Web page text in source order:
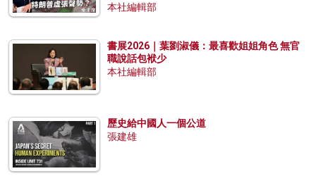
本社編輯部
書展2026｜葉劉淑儀：最喜歡姐姐角色 無官
職說話包袱少
本社編輯部
歷史給中國人一個公道
張建雄